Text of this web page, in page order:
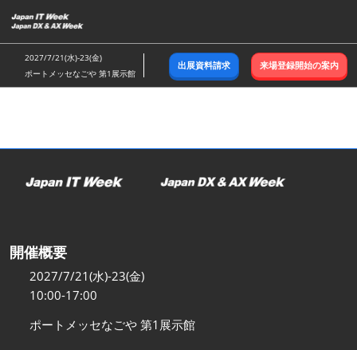
キ
ッ
し
む
2027/7/21(水)-23(金)
ポートメッセなごや 第1展示館
出展資料請求 来場登録開始の案内
開催概要
2027/7/21(水)-23(金)
10:00-17:00
ポートメッセなごや 第1展示館